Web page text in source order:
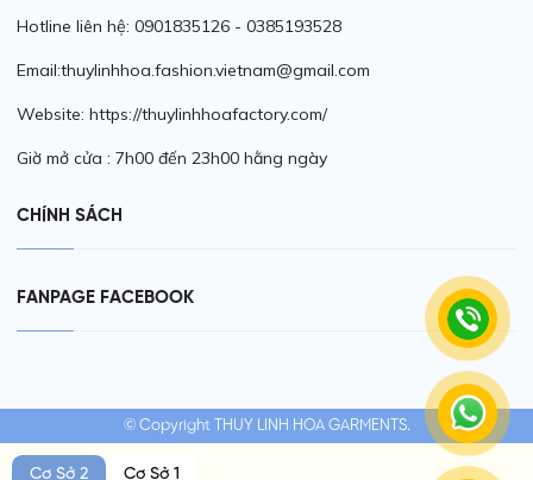
Hotline liên hệ: 0901835126 - 0385193528
Email:thuylinhhoa.fashion.vietnam@gmail.com
Website: https://thuylinhhoafactory.com/
Giờ mở cửa : 7h00 đến 23h00 hằng ngày
CHÍNH SÁCH
FANPAGE FACEBOOK
© Copyright THUY LINH HOA GARMENTS.
Cơ Sở 2 Cơ Sở 1